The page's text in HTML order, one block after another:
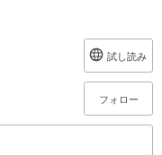
試し読み
フォロー